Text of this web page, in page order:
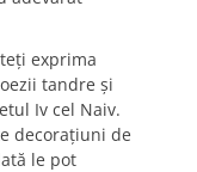
exprima
tandre și
Iv cel Naiv.
decorațiuni de
le pot